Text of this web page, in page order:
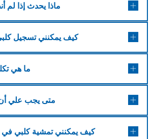
ماذا يحدث إذا
كيف يمكنني تسجيل
ما هي
متى يجب علي أن
كيف يمكنني تمشية كلبي في